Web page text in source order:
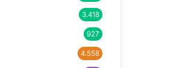
3.418
927
4.558